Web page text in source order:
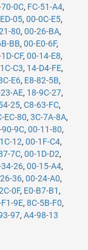
0C, FC-51-A4,
05, 00-0C-E5,
80, 00-26-BA,
BB, 00-E0-6F,
CF, 00-14-E8,
C3, 14-D4-FE,
E6, E8-82-5B,
AE, 18-9C-27,
25, C8-63-FC,
EC-80, 3C-7A-8A,
90-9C, 00-11-80,
12, 00-1F-C4,
7C, 00-1D-D2,
34-26, 00-15-A4,
36, 00-24-A0,
0F, E0-B7-B1 ,
9E, 8C-5B-F0,
97, A4-98-13